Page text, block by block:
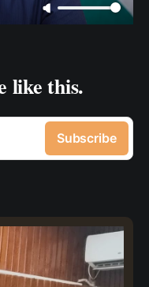
like this.
Subscribe